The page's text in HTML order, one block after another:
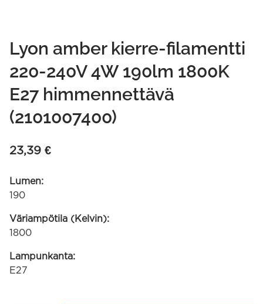
Lyon amber kierre-filamentti
220-240V 4W 190lm 1800K
E27 himmennettävä
(2101007400)
23,39 €
Lumen:
190
Väriampötila (Kelvin):
1800
Lampunkanta:
E27